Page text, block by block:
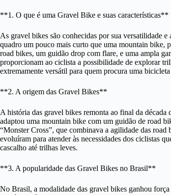
**1. O que é uma Gravel Bike e suas características**
As gravel bikes são conhecidas por sua versatilidade
quadro um pouco mais curto que uma mountain bike,
road bikes, um guidão drop com flare, e uma ampla
proporcionam ao ciclista a possibilidade de explorar
extremamente versátil para quem procura uma
**2. A origem das Gravel Bikes**
A história das gravel bikes remonta ao final da
adaptou uma mountain bike com um guidão de road
“Monster Cross”, que combinava a agilidade das
evoluíram para atender às necessidades dos ciclistas
cascalho até trilhas leves.
**3. A popularidade das Gravel Bikes no Brasil**
No Brasil, a modalidade das gravel bikes ganhou